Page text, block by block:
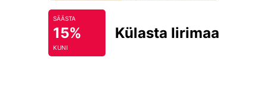
SÄÄSTA
15%
KUNI
Külasta Iirimaad